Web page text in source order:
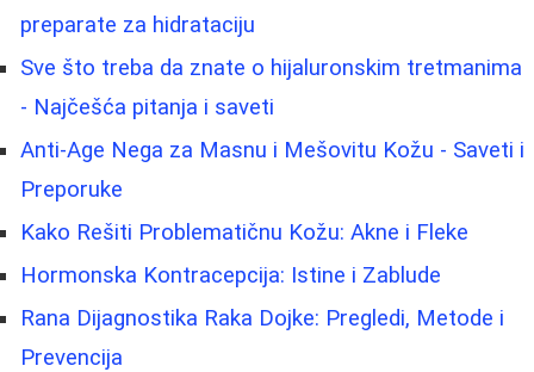
preparate za hidrataciju
Sve što treba da znate o hijaluronskim tretmanima
- Najčešća pitanja i saveti
Anti-Age Nega za Masnu i Mešovitu Kožu - Saveti i
Preporuke
Kako Rešiti Problematičnu Kožu: Akne i Fleke
Hormonska Kontracepcija: Istine i Zablude
Rana Dijagnostika Raka Dojke: Pregledi, Metode i
Prevencija